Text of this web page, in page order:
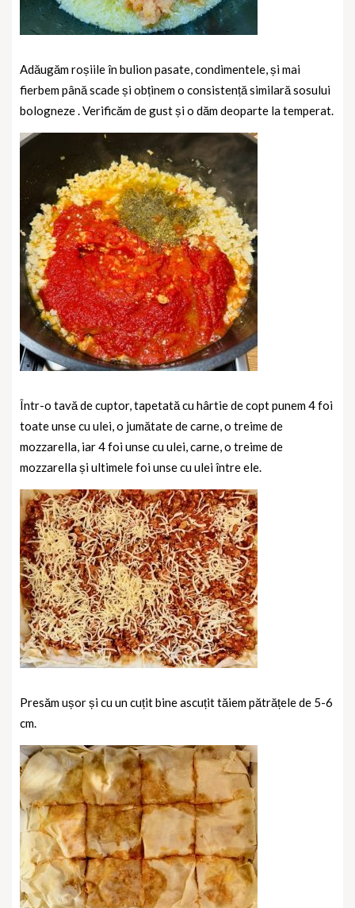
Adăugăm roșiile în bulion pasate, condimentele, și mai
fierbem până scade și obținem o consistență similară sosului
bologneze . Verificăm de gust și o dăm deoparte la temperat.
Într-o tavă de cuptor, tapetată cu hârtie de copt punem 4 foi
toate unse cu ulei, o jumătate de carne, o treime de
mozzarella, iar 4 foi unse cu ulei, carne, o treime de
mozzarella și ultimele foi unse cu ulei între ele.
Presăm ușor și cu un cuțit bine ascuțit tăiem pătrățele de 5-6
cm.